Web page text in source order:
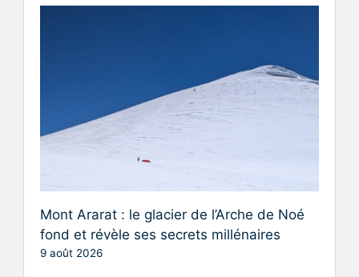
Mont Ararat : le glacier de l’Arche de Noé
fond et révèle ses secrets millénaires
9 août 2026